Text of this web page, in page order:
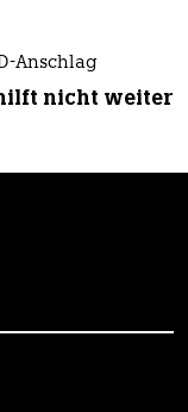
Anschlag
nicht weiter